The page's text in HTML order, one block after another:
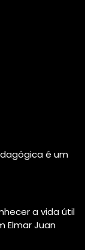
é um
a vida útil
Elmar Juan